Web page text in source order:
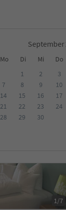
September
Mo Di Mi Do
1 2 3
7
8 9 10
14
15 16 17
21
22 23 24
28
29 30
Nachhaltige Unterkunft
1/7